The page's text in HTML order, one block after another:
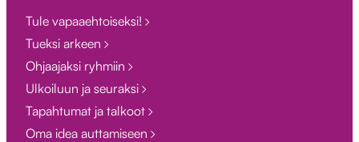
Tule vapaaehtoiseksi!
Tueksi arkeen
Ohjaajaksi ryhmiin
Ulkoiluun ja seuraksi
Tapahtumat ja talkoot
Oma idea auttamiseen